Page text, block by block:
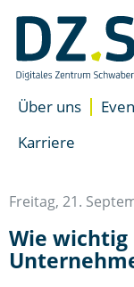
überspringen
Zum
Inhalt
Über uns
Standorte
Karriere
Freitag, 21.
Wie wichtig